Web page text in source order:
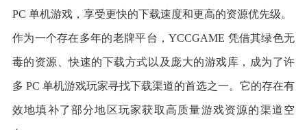
PC 单机游戏，享受更快的下载速度和更高的资源优先级。
作为一个存在多年的老牌平台，YCCGAME 凭借其绿色无
毒的资源、快速的下载方式以及庞大的游戏库，成为了许
多 PC 单机游戏玩家寻找下载渠道的首选之一。它的存在有
效地填补了部分地区玩家获取高质量游戏资源的渠道空